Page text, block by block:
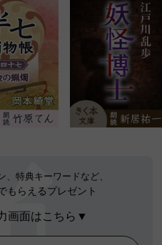
特典キーワードなど、
もらえるプレゼント
画面はこちら▼